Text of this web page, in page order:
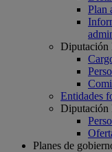
Plan
Diputación
Entidades
Diputación
Planes de